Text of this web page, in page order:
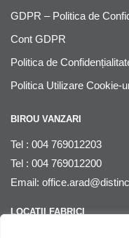
GDPR – Politica de
Cont GDPR
Politica de
Politica Utilizare Cookie-
BIROU VANZARI
Tel : 004 769012203
Tel : 004 769012200
Email:
LOCATII FABRICI